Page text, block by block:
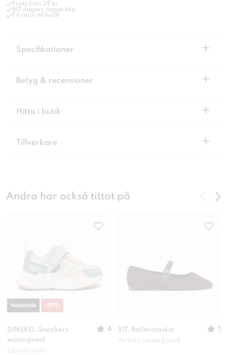
Frakt från 39 kr
60 dagars öppet köp
Fri retur till butik
Specifikationer +
Betyg & recensioner +
Hitta i butik +
Tillverkare +
Andra har också tittat på
DINSKO, Sneakers
waterproof
4
Lättviktssula
Vattentät -30%
XIT, Ballerinaskor
5
Perfekt vardagslook